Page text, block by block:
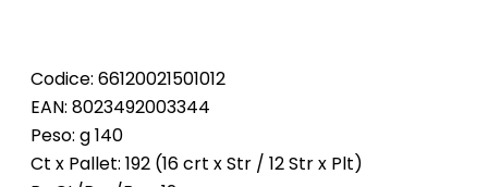
Codice: 66120021501012
EAN: 8023492003344
Peso: g 140
Ct x Pallet: 192 (16 crt x Str / 12 Str x Plt)